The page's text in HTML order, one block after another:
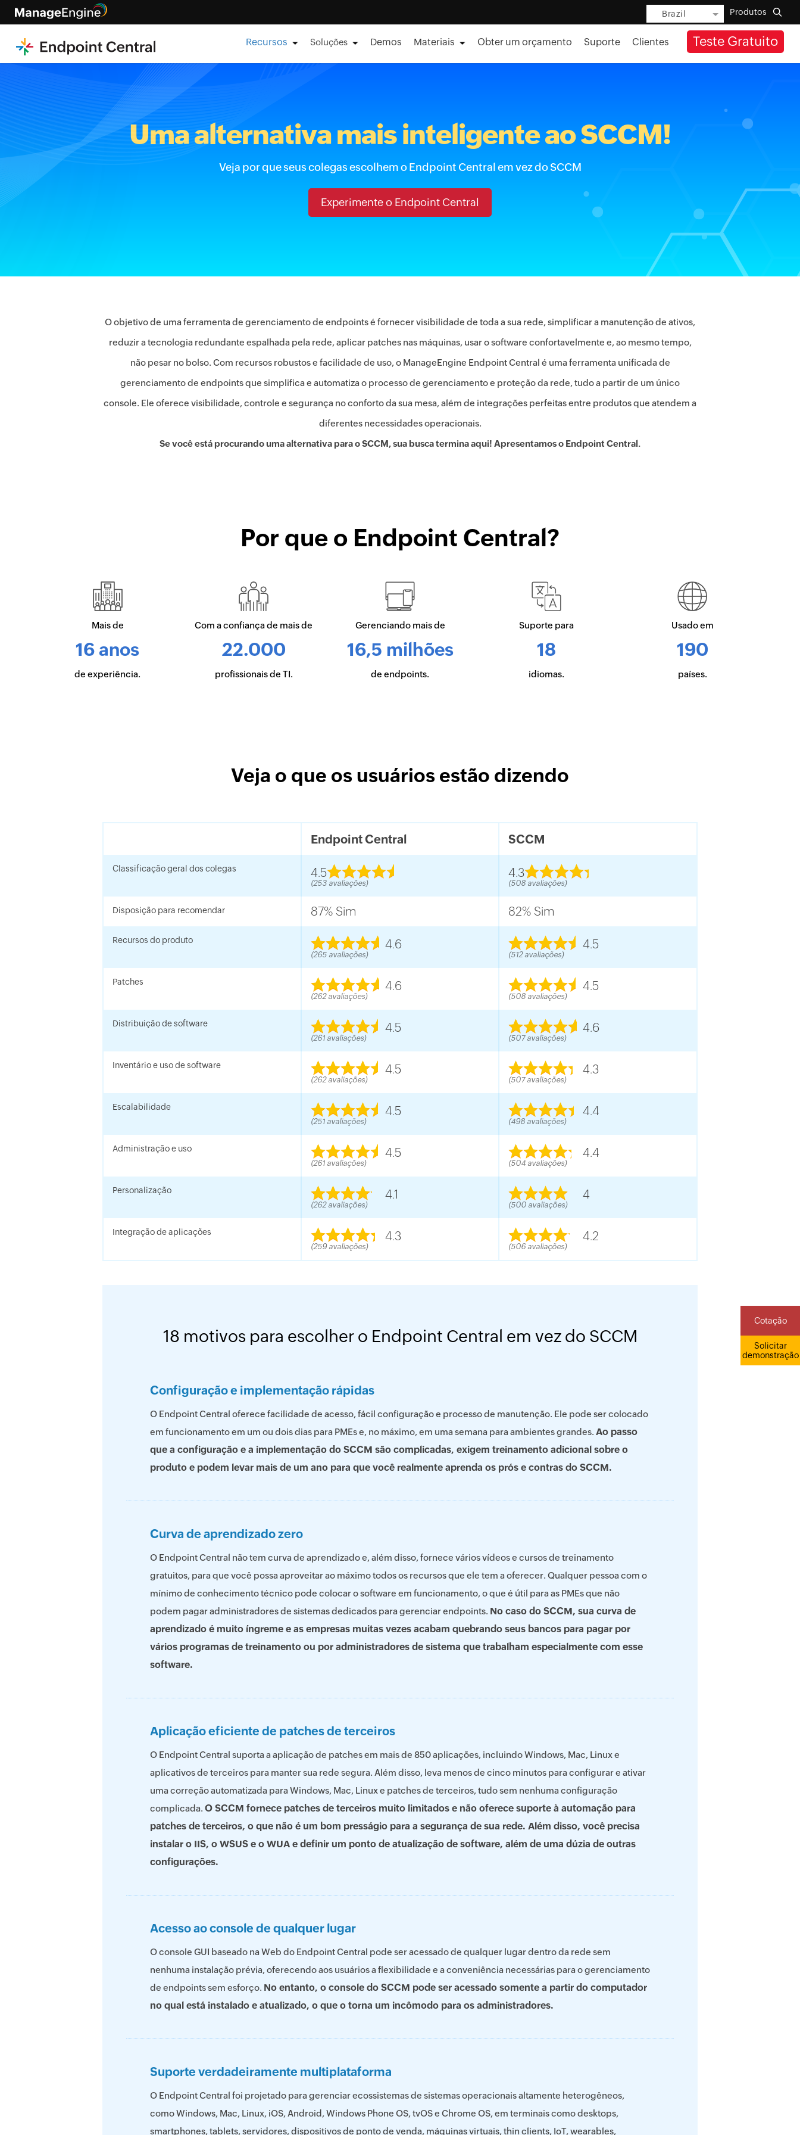
Brazil Produtos
Teste Gratuito
Recursos Soluções Demos Materiais Obter um orçamento Suporte Clientes
Cotação
Solicitar
demonstração
Uma alternativa mais inteligente ao SCCM!
Veja por que seus colegas escolhem o Endpoint Central em vez do SCCM
Experimente o Endpoint Central
O objetivo de uma ferramenta de gerenciamento de endpoints é fornecer visibilidade de toda a sua rede, simplificar a manutenção de ativos,
reduzir a tecnologia redundante espalhada pela rede, aplicar patches nas máquinas, usar o software confortavelmente e, ao mesmo tempo,
não pesar no bolso. Com recursos robustos e facilidade de uso, o ManageEngine Endpoint Central é uma ferramenta unificada de
gerenciamento de endpoints que simplifica e automatiza o processo de gerenciamento e proteção da rede, tudo a partir de um único
console. Ele oferece visibilidade, controle e segurança no conforto da sua mesa, além de integrações perfeitas entre produtos que atendem a
diferentes necessidades operacionais.
Se você está procurando uma alternativa para o SCCM, sua busca termina aqui! Apresentamos o Endpoint Central.
Por que o Endpoint Central?
Mais de
16 anos
de experiência.
Com a confiança de mais de
22.000
profissionais de TI.
Gerenciando mais de
16,5 milhões
de endpoints.
Suporte para
18
idiomas.
Usado em
190
países.
Veja o que os usuários estão dizendo
Endpoint Central SCCM
Classificação geral dos colegas 4.5
(253 avaliações)
4.3
(508 avaliações)
Disposição para recomendar 87% Sim 82% Sim
Recursos do produto 4.6
(265 avaliações)
4.5
(512 avaliações)
Patches 4.6
(262 avaliações)
4.5
(508 avaliações)
Distribuição de software 4.5
(261 avaliações)
4.6
(507 avaliações)
Inventário e uso de software 4.5
(262 avaliações)
4.3
(507 avaliações)
Escalabilidade 4.5
(251 avaliações)
4.4
(498 avaliações)
Administração e uso 4.5
(261 avaliações)
4.4
(504 avaliações)
Personalização 4.1
(262 avaliações)
4
(500 avaliações)
Integração de aplicações 4.3
(259 avaliações)
4.2
(506 avaliações)
18 motivos para escolher o Endpoint Central em vez do SCCM
Configuração e implementação rápidas
O Endpoint Central oferece facilidade de acesso, fácil configuração e processo de manutenção. Ele pode ser colocado
em funcionamento em um ou dois dias para PMEs e, no máximo, em uma semana para ambientes grandes. Ao passo
que a configuração e a implementação do SCCM são complicadas, exigem treinamento adicional sobre o
produto e podem levar mais de um ano para que você realmente aprenda os prós e contras do SCCM.
Curva de aprendizado zero
O Endpoint Central não tem curva de aprendizado e, além disso, fornece vários vídeos e cursos de treinamento
gratuitos, para que você possa aproveitar ao máximo todos os recursos que ele tem a oferecer. Qualquer pessoa com o
mínimo de conhecimento técnico pode colocar o software em funcionamento, o que é útil para as PMEs que não
podem pagar administradores de sistemas dedicados para gerenciar endpoints. No caso do SCCM, sua curva de
aprendizado é muito íngreme e as empresas muitas vezes acabam quebrando seus bancos para pagar por
vários programas de treinamento ou por administradores de sistema que trabalham especialmente com esse
software.
Aplicação eficiente de patches de terceiros
O Endpoint Central suporta a aplicação de patches em mais de 850 aplicações, incluindo Windows, Mac, Linux e
aplicativos de terceiros para manter sua rede segura. Além disso, leva menos de cinco minutos para configurar e ativar
uma correção automatizada para Windows, Mac, Linux e patches de terceiros, tudo sem nenhuma configuração
complicada. O SCCM fornece patches de terceiros muito limitados e não oferece suporte à automação para
patches de terceiros, o que não é um bom presságio para a segurança de sua rede. Além disso, você precisa
instalar o IIS, o WSUS e o WUA e definir um ponto de atualização de software, além de uma dúzia de outras
configurações.
Acesso ao console de qualquer lugar
O console GUI baseado na Web do Endpoint Central pode ser acessado de qualquer lugar dentro da rede sem
nenhuma instalação prévia, oferecendo aos usuários a flexibilidade e a conveniência necessárias para o gerenciamento
de endpoints sem esforço. No entanto, o console do SCCM pode ser acessado somente a partir do computador
no qual está instalado e atualizado, o que o torna um incômodo para os administradores.
Suporte verdadeiramente multiplataforma
O Endpoint Central foi projetado para gerenciar ecossistemas de sistemas operacionais altamente heterogêneos,
como Windows, Mac, Linux, iOS, Android, Windows Phone OS, tvOS e Chrome OS, em terminais como desktops,
smartphones, tablets, servidores, dispositivos de ponto de venda, máquinas virtuais, thin clients, IoT, wearables,